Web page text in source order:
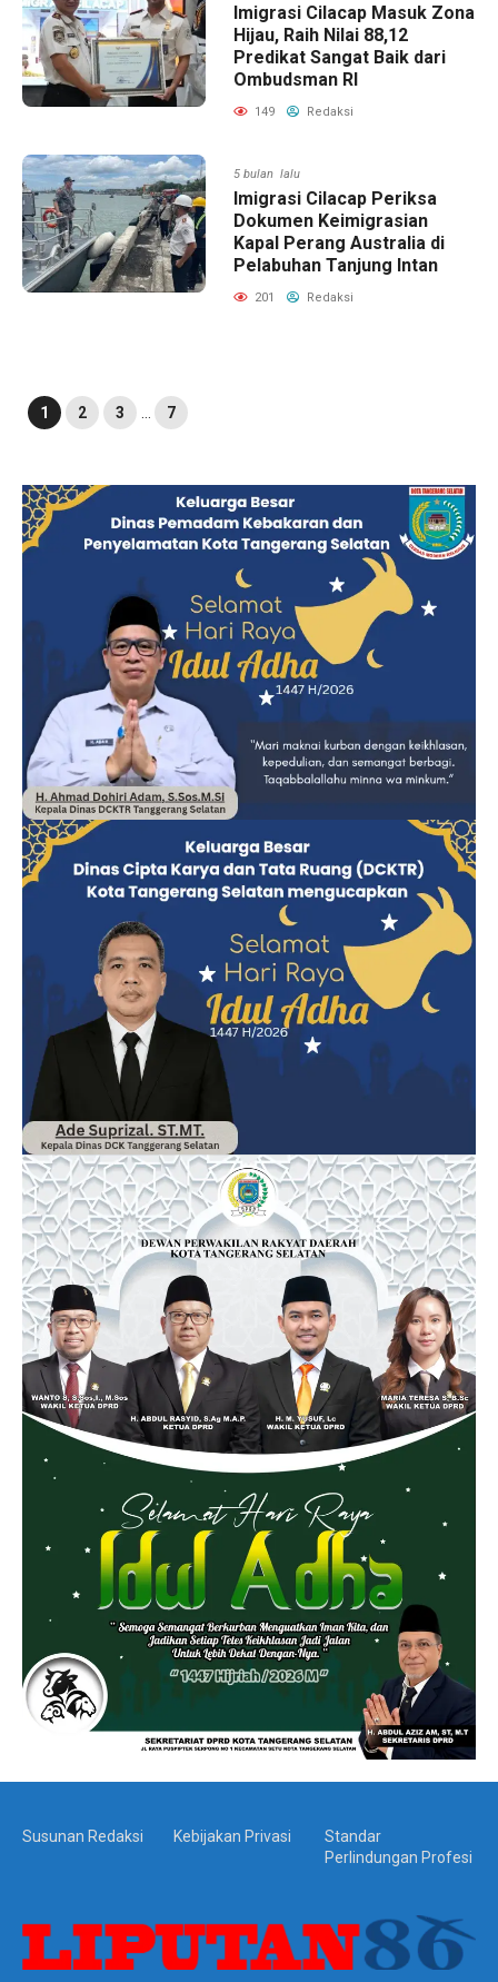
Imigrasi Cilacap Masuk Zona
Hijau, Raih Nilai 88,12
Predikat Sangat Baik dari
Ombudsman RI
149 Redaksi
5 bulan lalu
Imigrasi Cilacap Periksa
Dokumen Keimigrasian
Kapal Perang Australia di
Pelabuhan Tanjung Intan
201 Redaksi
1 2 3 7
Susunan Redaksi Kebijakan Privasi
Standar
Perlindungan Profesi